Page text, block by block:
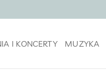
I KONCERTY MUZYKA